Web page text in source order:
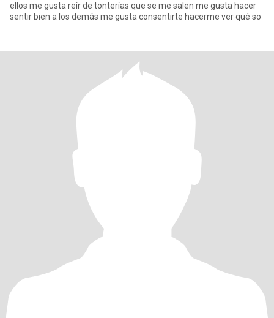
ellos me gusta reír de tonterías que se me salen me gusta hacer
sentir bien a los demás me gusta consentirte hacerme ver qué so